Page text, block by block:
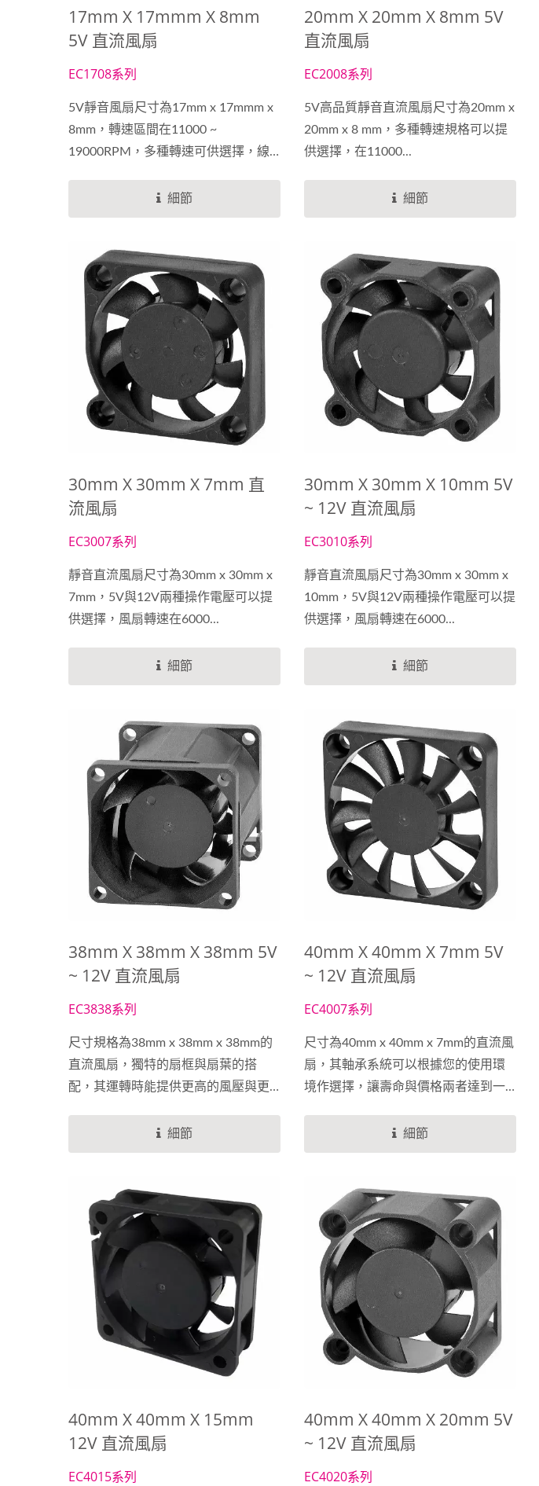
17mm X 17mmm X 8mm
5V 直流風扇
EC1708系列
5V靜音風扇尺寸為17mm x 17mmm x
8mm，轉速區間在11000 ~
19000RPM，多種轉速可供選擇，線
符合您的散熱系統需求。我們持續投
入在直流風扇研發，提升組裝品質，
EVERCOOL直流風扇系列為環保材
質，符合ROHS及REACH驗證，並且
通過CE、UL和TUV安規認證，為您可
靠的選擇。
細節
20mm X 20mm X 8mm 5V
直流風扇
EC2008系列
5V高品質靜音直流風扇尺寸為20mm x
20mm x 8 mm，多種轉速規格可以提
供選擇，在11000...
細節
30mm X 30mm X 7mm 直
流風扇
EC3007系列
靜音直流風扇尺寸為30mm x 30mm x
7mm，5V與12V兩種操作電壓可以提
供選擇，風扇轉速在6000...
細節
30mm X 30mm X 10mm 5V
~ 12V 直流風扇
EC3010系列
靜音直流風扇尺寸為30mm x 30mm x
10mm，5V與12V兩種操作電壓可以提
供選擇，風扇轉速在6000...
細節
38mm X 38mm X 38mm 5V
~ 12V 直流風扇
EC3838系列
尺寸規格為38mm x 38mm x 38mm的
直流風扇，獨特的扇框與扇葉的搭
配，其運轉時能提供更高的風壓與更
相關設備上，能夠大幅提升散熱效
率。EVERCOOL持續投入在自動化生
質，藉以更好的服務顧客，為值得您
信賴的直流風扇製造商。
細節
40mm X 40mm X 7mm 5V
~ 12V 直流風扇
EC4007系列
尺寸為40mm x 40mm x 7mm的直流風
扇，其軸承系統可以根據您的使用環
境作選擇，讓壽命與價格兩者達到一
以根據您的需求作調整生產，轉速區
間在3500...
細節
40mm X 40mm X 15mm
12V 直流風扇
EC4015系列
40mm X 40mm X 20mm 5V
~ 12V 直流風扇
EC4020系列